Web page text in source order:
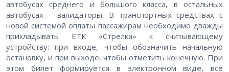
автобусах среднего и большого класса, в остальных
автобусах – валидаторы. В транспортных средствах с
новой системой оплаты пассажирам необходимо дважды
прикладывать ЕТК «Стрелка» к считывающему
устройству: при входе, чтобы обозначить начальную
остановку, и при выходе, чтобы отметить конечную. При
этом билет формируется в электронном виде, все